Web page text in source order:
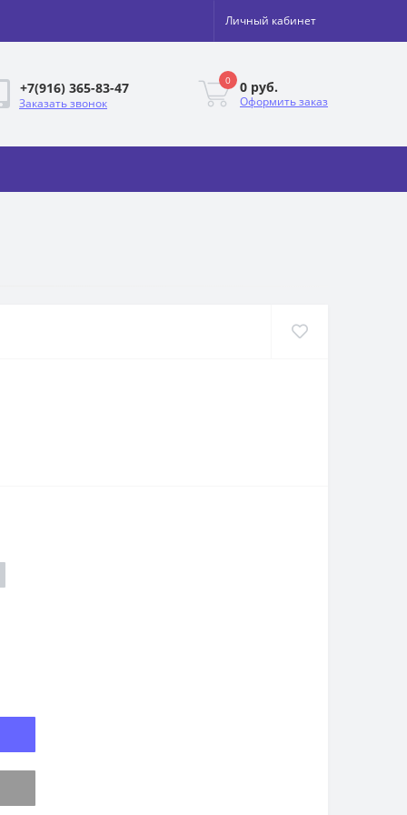
Личный кабинет
+7(916) 365-83-47
Заказать звонок
0 0 руб.
Оформить заказ